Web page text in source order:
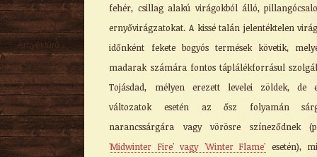
fehér, csillag alakú virágokból álló,
ernyővirágzatokat. A kissé talán jelentéktelen
időnként fekete bogyós termések követik,
madarak számára fontos táplálékforrásul
Tojásdad, mélyen erezett levelei zöldek, de
változatok esetén az ősz folyamán
narancssárgára vagy vörösre színeződnek
'Midwinter Fire' vagy 'Winter Flame' esetén),
Virágzó cserje
Talajtakaró
Árnyéktűrő
Szobanövény